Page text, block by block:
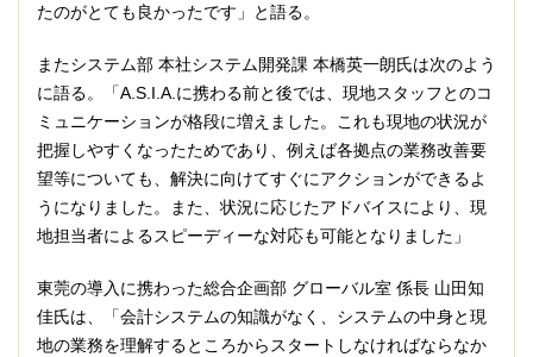
たのがとても良かったです」と語る。
またシステム部 本社システム開発課 本橋英一朗氏は次のよう
に語る。「A.S.I.A.に携わる前と後では、現地スタッフとのコ
ミュニケーションが格段に増えました。これも現地の状況が
把握しやすくなったためであり、例えば各拠点の業務改善要
望等についても、解決に向けてすぐにアクションができるよ
うになりました。また、状況に応じたアドバイスにより、現
地担当者によるスピーディーな対応も可能となりました」
東莞の導入に携わった総合企画部 グローバル室 係長 山田知
佳氏は、「会計システムの知識がなく、システムの中身と現
地の業務を理解するところからスタートしなければならなか